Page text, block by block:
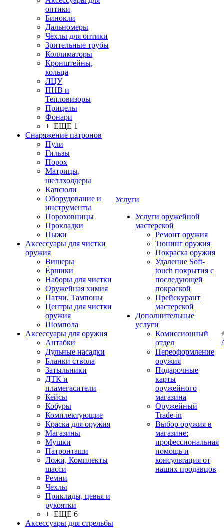
оптики
Бинокли
Дальномеры
Чехлы для оптики
Зрительные трубы
Коллиматоры
Кронштейны,
кольца
ЛЦУ
ПНВ и
Тепловизоры
Прицелы
Фонари
+ ЕЩЕ 1
Снаряжение патронов
Пули
Гильзы
Порох
Матрицы,
шеллхолдеры
Капсюли
Оборудование и
инструменты
Пороховницы
Прокладки
Пыжи
Аксессуары для чистки
оружия
Вишеры
Ёршики
Наборы для чистки
Оружейная химия
Патчи, Тампоны
Центры для чистки
оружия
Шомпола
Аксессуары для оружия
Антабки
Дульные насадки
Бланки ствола
Затыльники
ДТК и
пламегасители
Кейсы
Кобуры
Комплектующие
Краска для оружия
Магазины
Мушки
Патронташи
Ложи, Комплекты
шасси
Ремни
Чехлы
Приклады, цевья и
рукоятки
+ ЕЩЕ 6
Аксессуары для стрельбы
Услуги
Услуги оружейной
мастерской
Ремонт оружия
Тюнинг оружия
Покраска оружия
Удаление Soft-
touch покрытия с
последующей
покраской
Прейскурант
мастерской
Дополнительные
услуги
Комиссионный
отдел
Переоформление
оружия
Подарочные
карты
оружейного
магазина
Оружейный
Trade-in
Выбор оружия в
магазине:
профессиональная
помощь и
консультация от
наших продавцов